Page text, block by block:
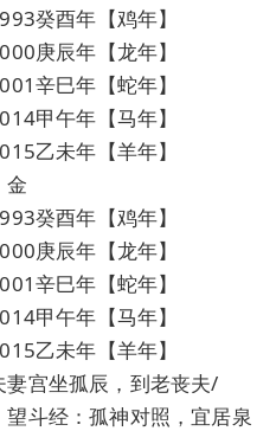
癸酉年【鸡年】
庚辰年【龙年】
辛巳年【蛇年】
甲午年【马年】
乙未年【羊年】
金
癸酉年【鸡年】
庚辰年【龙年】
辛巳年【蛇年】
甲午年【马年】
乙未年【羊年】
宫坐孤辰，到老丧夫/
斗经：孤神对照，宜居泉